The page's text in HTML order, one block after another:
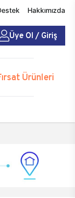
Hakkımızda
Üye Ol / Giriş
Ürünleri